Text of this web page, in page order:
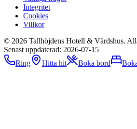
Integritet
Cookies
Villkor
© 2026 Tallhöjdens Hotell & Värdshus.
Senast uppdaterad: 2026-07-15
Ring
Hitta hit Boka bord